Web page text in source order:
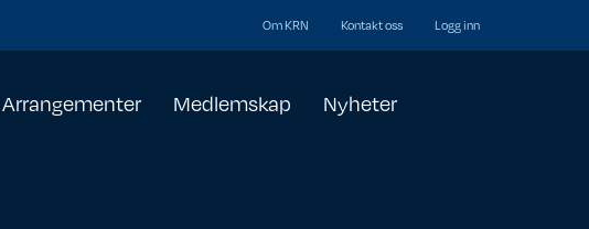
Om KRN Kontakt oss Logg inn
Arrangementer Medlemskap Nyheter